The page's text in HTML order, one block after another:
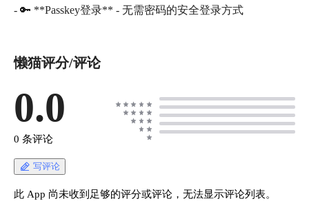
- 🔑 **Passkey登录** - 无需密码的安全登录方式
懒猫评分/评论
0.0
0 条评论
写评论
此 App 尚未收到足够的评分或评论，无法显示评论列表。